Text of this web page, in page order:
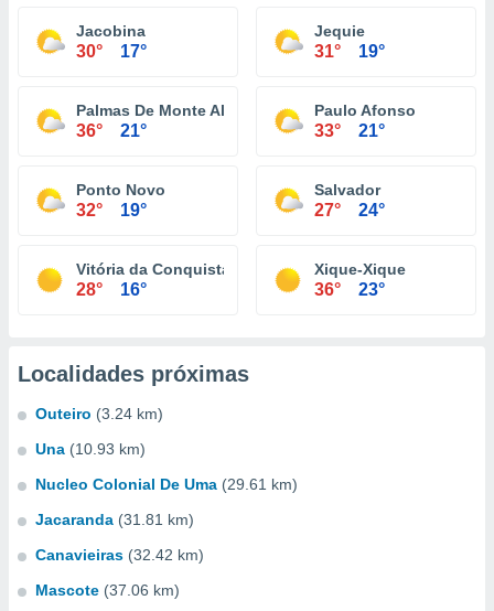
Jacobina
30° 17°
Jequie
31° 19°
Palmas De Monte Alto
36° 21°
Paulo Afonso
33° 21°
Ponto Novo
32° 19°
Salvador
27° 24°
Vitória da Conquista
28° 16°
Xique-Xique
36° 23°
Localidades próximas
Outeiro (3.24 km)
Una (10.93 km)
Nucleo Colonial De Uma (29.61 km)
Jacaranda (31.81 km)
Canavieiras (32.42 km)
Mascote (37.06 km)